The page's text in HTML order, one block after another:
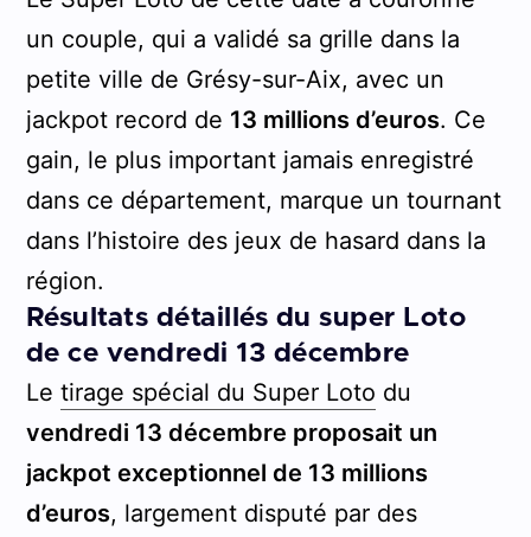
un couple, qui a validé sa grille dans la
petite ville de Grésy-sur-Aix, avec un
jackpot record de 13 millions d’euros. Ce
gain, le plus important jamais enregistré
dans ce département, marque un tournant
dans l’histoire des jeux de hasard dans la
région.
Résultats détaillés du super Loto
de ce vendredi 13 décembre
Le tirage spécial du Super Loto du
vendredi 13 décembre proposait un
jackpot exceptionnel de 13 millions
d’euros, largement disputé par des